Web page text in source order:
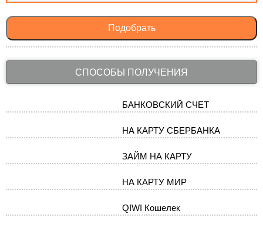
Подобрать
СПОСОБЫ ПОЛУЧЕНИЯ
БАНКОВСКИЙ СЧЕТ
НА КАРТУ СБЕРБАНКА
ЗАЙМ НА КАРТУ
НА КАРТУ МИР
QIWI Кошелек